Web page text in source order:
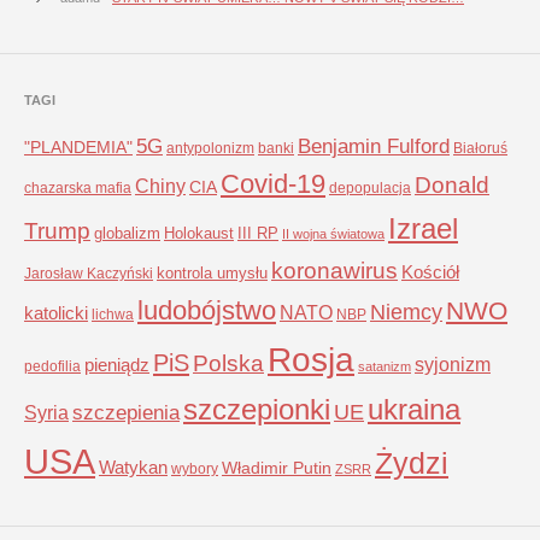
TAGI
"PLANDEMIA" 5G antypolonizm banki Benjamin Fulford Białoruś
chazarska mafia ChinyCIA Covid-19 depopulacja Donald
Trump globalizm Holokaust III RP II wojna światowa Izrael
Jarosław Kaczyński kontrola umysłu koronawirus Kościół
katolicki lichwa ludobójstwo NATO NBP NiemcyNWO
pedofilia pieniądz PiSPolska Rosja satanizm syjonizm
Syria szczepienia szczepionki UE ukraina
USAWatykan wybory Władimir Putin ZSRR Żydzi